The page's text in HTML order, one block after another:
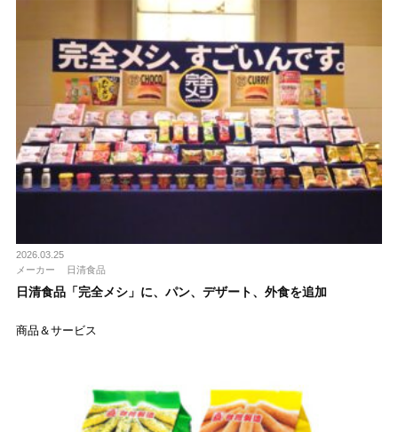
2026.03.25
メーカー
日清食品
日清食品「完全メシ」に、パン、デザート、外食を追加
商品＆サービス